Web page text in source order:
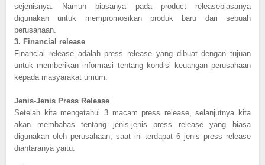
sejenisnya. Namun biasanya pada product releasebiasanya
digunakan untuk mempromosikan produk baru dari sebuah
perusahaan.
3. Financial release
Financial release adalah press release yang dibuat dengan tujuan
untuk memberikan informasi tentang kondisi keuangan perusahaan
kepada masyarakat umum.
Jenis-Jenis Press Release
Setelah kita mengetahui 3 macam press release, selanjutnya kita
akan membahas tentang jenis-jenis press release yang biasa
digunakan oleh perusahaan, saat ini terdapat 6 jenis press release
diantaranya yaitu: